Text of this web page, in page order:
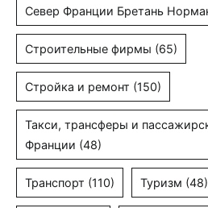
Север Франции Бретань
Строительные фирмы (65)
Стройка и ремонт (150)
Такси, трансферы и
Франции (48)
Транспорт (110) Туризм (48)